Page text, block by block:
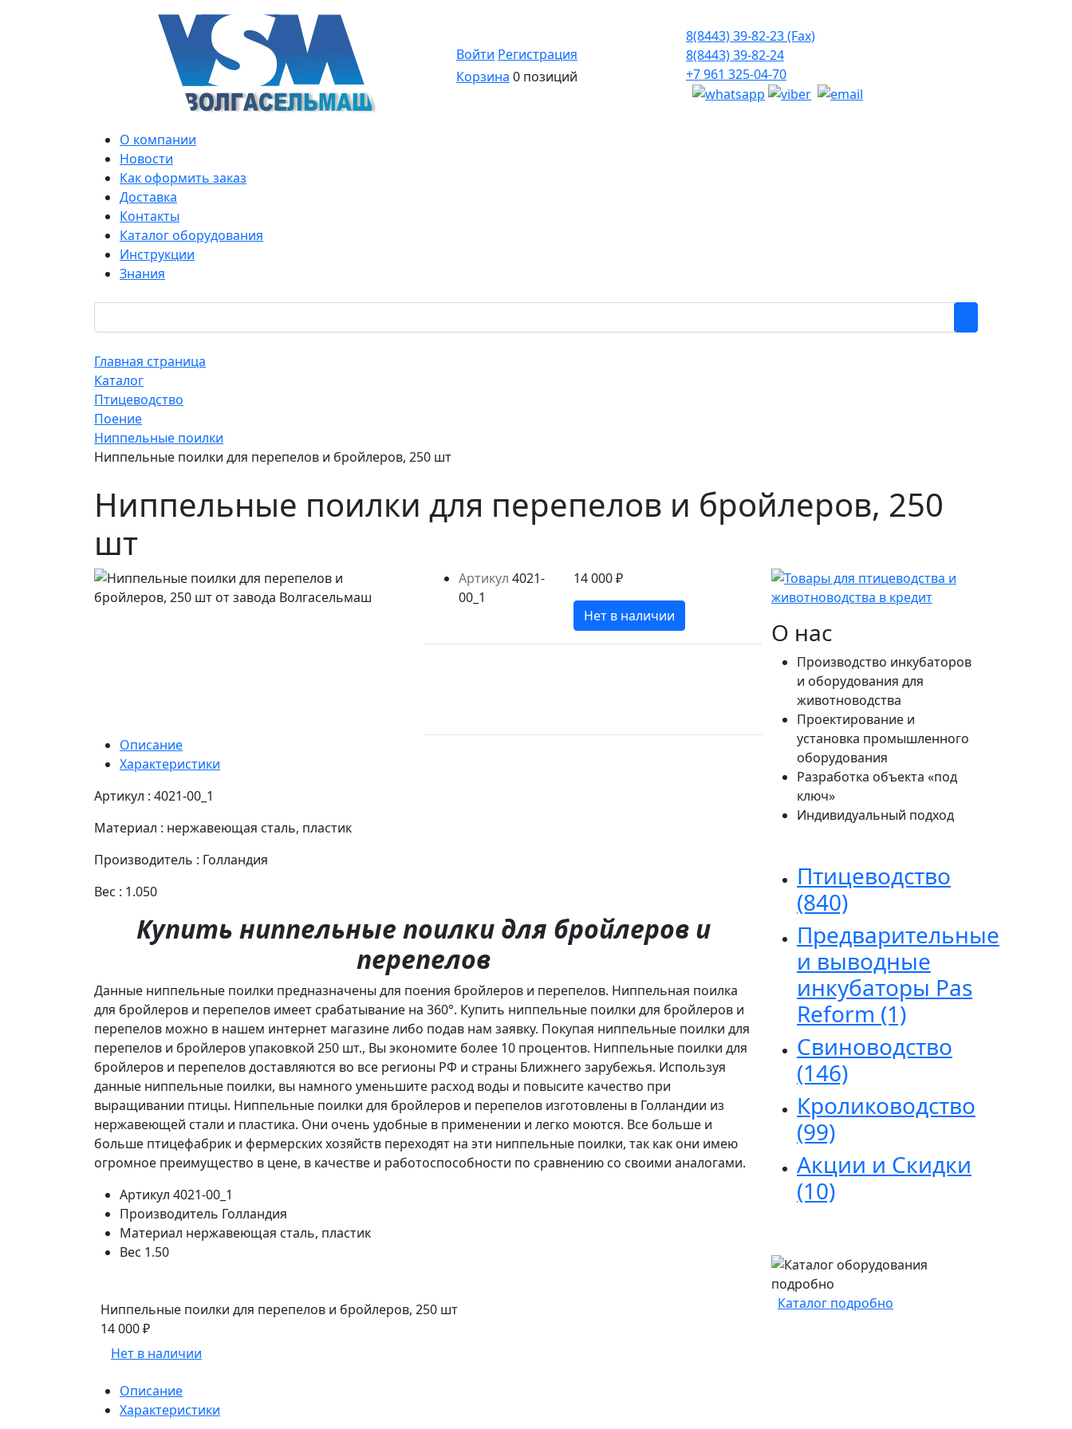
Войти Регистрация
Корзина 0 позиций
8(8443) 39-82-23 (Fax)
8(8443) 39-82-24
+7 961 325-04-70
О компании
Новости
Как оформить заказ
Доставка
Контакты
Каталог оборудования
Инструкции
Знания
Главная страница
Каталог
Птицеводство
Поение
Ниппельные поилки
Ниппельные поилки для перепелов и бройлеров, 250 шт
Ниппельные поилки для перепелов и бройлеров, 250
шт
Артикул 4021-
00_1
14 000 ₽
Нет в наличии
Описание
Характеристики
Артикул : 4021-00_1
Материал : нержавеющая сталь, пластик
Производитель : Голландия
Вес : 1.050
Купить ниппельные поилки для бройлеров и
перепелов
Данные ниппельные поилки предназначены для поения бройлеров и перепелов. Ниппельная поилка
для бройлеров и перепелов имеет срабатывание на 360°. Купить ниппельные поилки для бройлеров и
перепелов можно в нашем интернет магазине либо подав нам заявку. Покупая ниппельные поилки для
перепелов и бройлеров упаковкой 250 шт., Вы экономите более 10 процентов. Ниппельные поилки для
бройлеров и перепелов доставляются во все регионы РФ и страны Ближнего зарубежья. Используя
данные ниппельные поилки, вы намного уменьшите расход воды и повысите качество при
выращивании птицы. Ниппельные поилки для бройлеров и перепелов изготовлены в Голландии из
нержавеющей стали и пластика. Они очень удобные в применении и легко моются. Все больше и
больше птицефабрик и фермерских хозяйств переходят на эти ниппельные поилки, так как они имею
огромное преимущество в цене, в качестве и работоспособности по сравнению со своими аналогами.
Артикул 4021-00_1
Производитель Голландия
Материал нержавеющая сталь, пластик
Вес 1.50
Ниппельные поилки для перепелов и бройлеров, 250 шт
14 000 ₽
Нет в наличии
Описание
Характеристики
О нас
Производство инкубаторов
и оборудования для
животноводства
Проектирование и
установка промышленного
оборудования
Разработка объекта «под
ключ»
Индивидуальный подход
Птицеводство
(840)
Предварительные
и выводные
инкубаторы Pas
Reform (1)
Свиноводство
(146)
Кролиководство
(99)
Акции и Скидки
(10)
Каталог подробно